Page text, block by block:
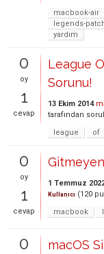
macbook-air
legends-
yardım
0
oy
1
cevap
League
Sorunu!
13 Ekim 2014
tarafından
league
of
0
oy
1
cevap
1 Temmuz
Kullanıcı (120
macbook
0
macOS